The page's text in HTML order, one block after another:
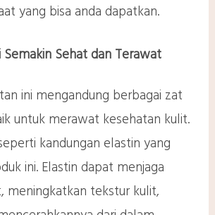
yang bisa anda dapatkan.
Semakin Sehat dan Terawat
ini mengandung berbagai zat
untuk merawat kesehatan kulit.
kandungan elastin yang
ini. Elastin dapat menjaga
meningkatkan tekstur kulit,